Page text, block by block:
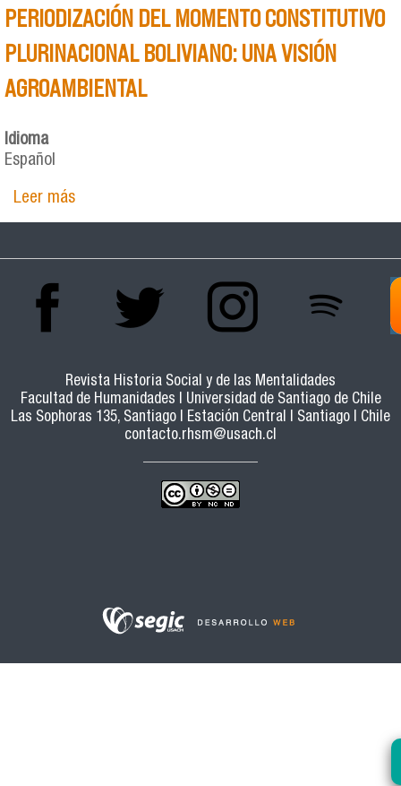
PERIODIZACIÓN DEL MOMENTO CONSTITUTIVO
PLURINACIONAL BOLIVIANO: UNA VISIÓN
AGROAMBIENTAL
Idioma
Español
Leer mássobre PERIODIZACIÓN DEL MOMENTO
CONSTITUTIVO PLURINACIONAL BOLIVIANO: UNA
Revista Historia Social y de las Mentalidades
Facultad de Humanidades | Universidad de Santiago de Chile
Las Sophoras 135, Santiago | Estación Central | Santiago | Chile
contacto.rhsm@usach.cl